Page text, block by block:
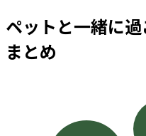
ペットと一緒に
まとめ